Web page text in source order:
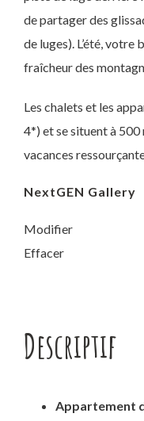
de partager des
de luges). L’été, votre
fraîcheur des
Les chalets et les
4*) et se situent à 500
vacances
NextGEN Gallery
Modifier
Effacer
Descriptif
Appartement